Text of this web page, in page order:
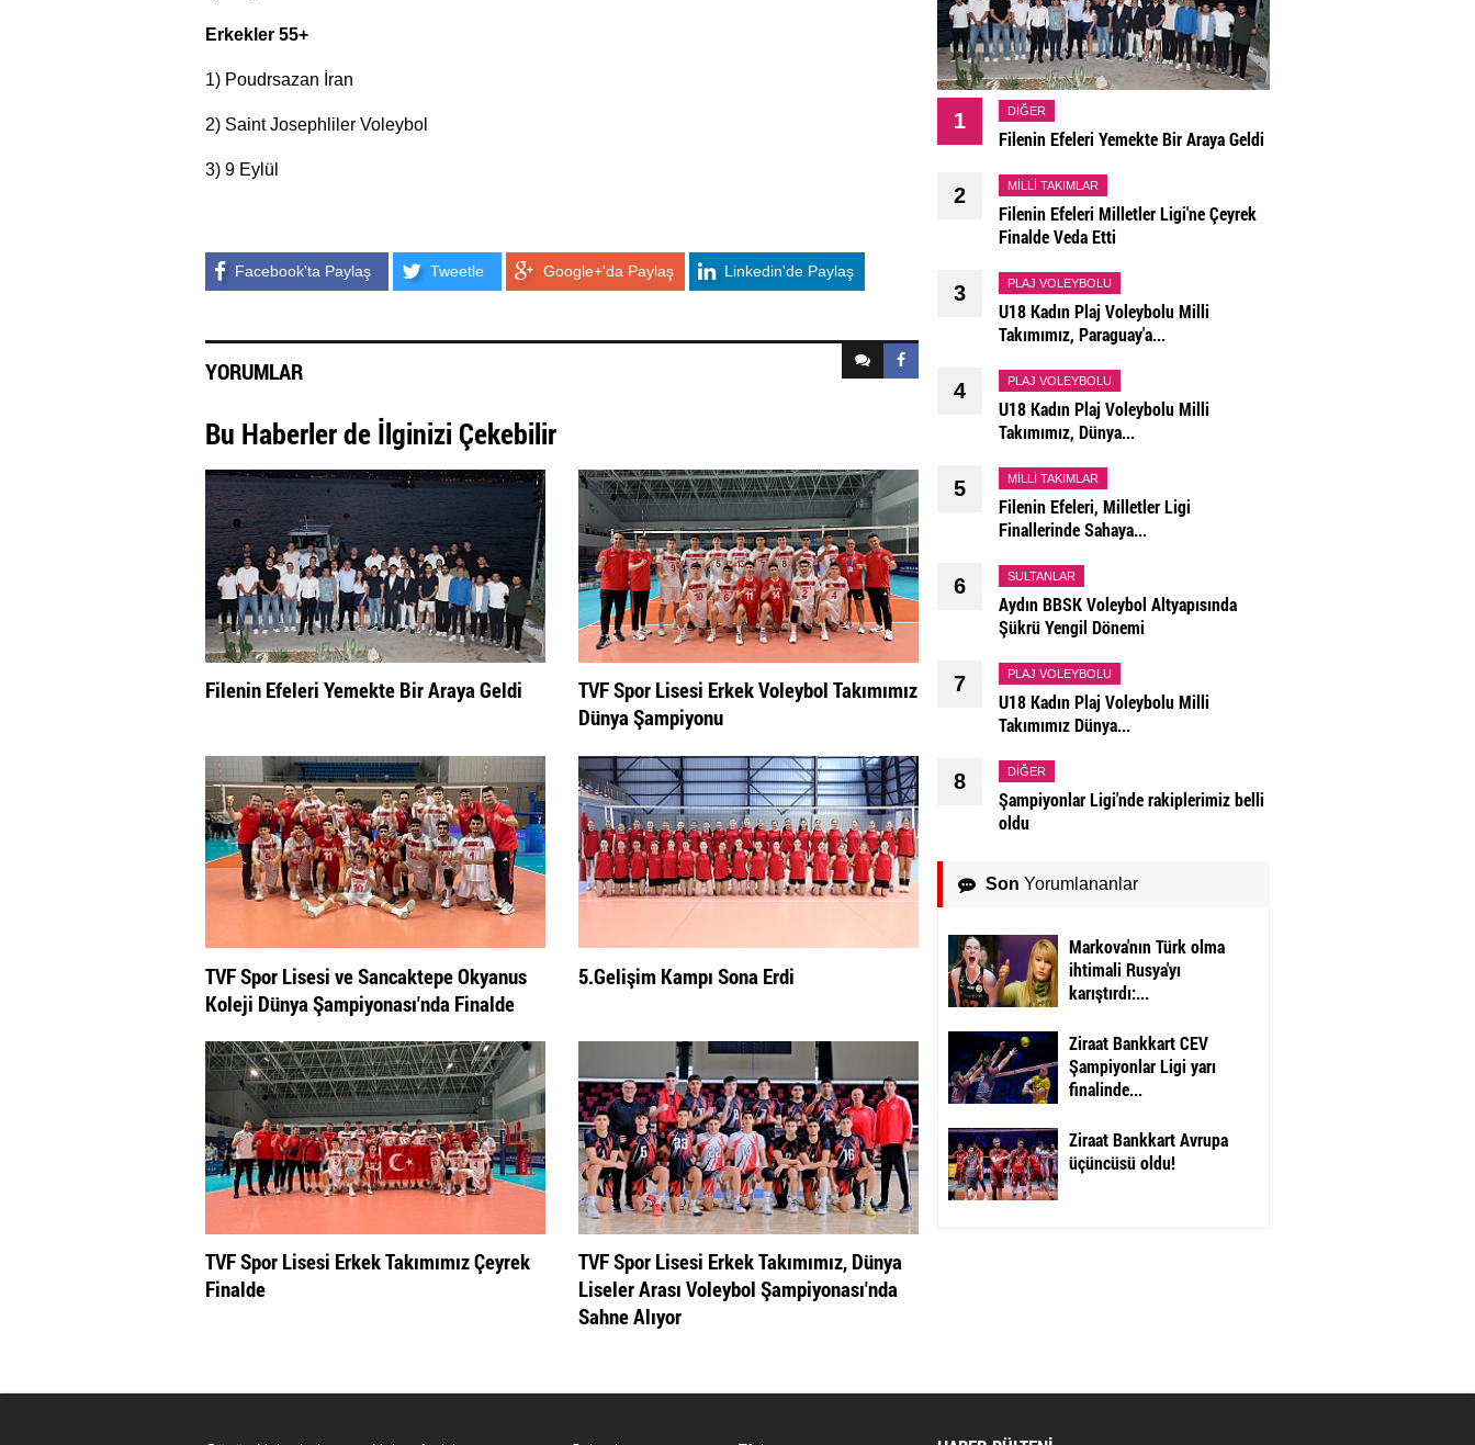
Erkekler 55+
1) Poudrsazan İran
2) Saint Josephliler Voleybol
3) 9 Eylül
Facebook'ta Paylaş Tweetle Google+'da Paylaş Linkedin'de Paylaş
YORUMLAR
Bu Haberler de İlginizi Çekebilir
Filenin Efeleri Yemekte Bir Araya Geldi
TVF Spor Lisesi Erkek Voleybol Takımımız
Dünya Şampiyonu
TVF Spor Lisesi ve Sancaktepe Okyanus
Koleji Dünya Şampiyonası'nda Finalde
5.Gelişim Kampı Sona Erdi
TVF Spor Lisesi Erkek Takımımız Çeyrek
Finalde
TVF Spor Lisesi Erkek Takımımız, Dünya
Liseler Arası Voleybol Şampiyonası'nda
Sahne Alıyor
1 DIĞER
Filenin Efeleri Yemekte Bir Araya Geldi
2 MILLI TAKIMLAR
Filenin Efeleri Milletler Ligi'ne Çeyrek
Finalde Veda Etti
3 PLAJ VOLEYBOLU
U18 Kadın Plaj Voleybolu Milli
Takımımız, Paraguay'a...
4 PLAJ VOLEYBOLU
U18 Kadın Plaj Voleybolu Milli
Takımımız, Dünya...
5 MILLI TAKIMLAR
Filenin Efeleri, Milletler Ligi
Finallerinde Sahaya...
6 SULTANLAR
Aydın BBSK Voleybol Altyapısında
Şükrü Yengil Dönemi
7 PLAJ VOLEYBOLU
U18 Kadın Plaj Voleybolu Milli
Takımımız Dünya...
8 DIĞER
Şampiyonlar Ligi'nde rakiplerimiz belli
oldu
Son Yorumlananlar
Markova'nın Türk olma
ihtimali Rusya'yı
karıştırdı:...
Ziraat Bankkart CEV
Şampiyonlar Ligi yarı
finalinde...
Ziraat Bankkart Avrupa
üçüncüsü oldu!